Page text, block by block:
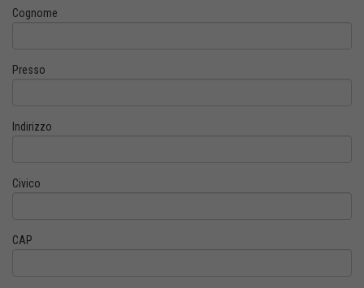
Cognome
Presso
Indirizzo
Civico
CAP